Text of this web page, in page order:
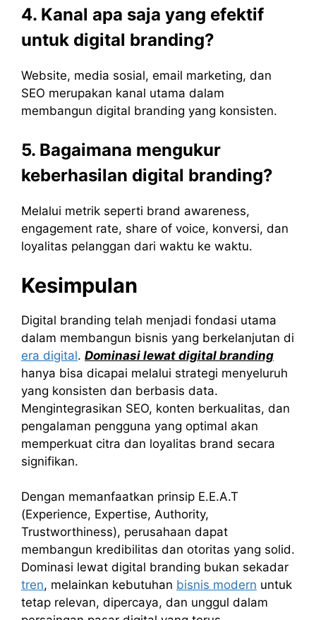
4. Kanal apa saja yang efektif
untuk digital branding?
Website, media sosial, email marketing, dan
SEO merupakan kanal utama dalam
membangun digital branding yang konsisten.
5. Bagaimana mengukur
keberhasilan digital branding?
Melalui metrik seperti brand awareness,
engagement rate, share of voice, konversi, dan
loyalitas pelanggan dari waktu ke waktu.
Kesimpulan
Digital branding telah menjadi fondasi utama
dalam membangun bisnis yang berkelanjutan di
era digital. Dominasi lewat digital branding
hanya bisa dicapai melalui strategi menyeluruh
yang konsisten dan berbasis data.
Mengintegrasikan SEO, konten berkualitas, dan
pengalaman pengguna yang optimal akan
memperkuat citra dan loyalitas brand secara
signifikan.
Dengan memanfaatkan prinsip E.E.A.T
(Experience, Expertise, Authority,
Trustworthiness), perusahaan dapat
membangun kredibilitas dan otoritas yang solid.
Dominasi lewat digital branding bukan sekadar
tren, melainkan kebutuhan bisnis modern untuk
tetap relevan, dipercaya, dan unggul dalam